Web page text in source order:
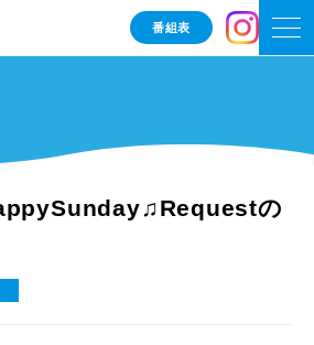
番組表
の